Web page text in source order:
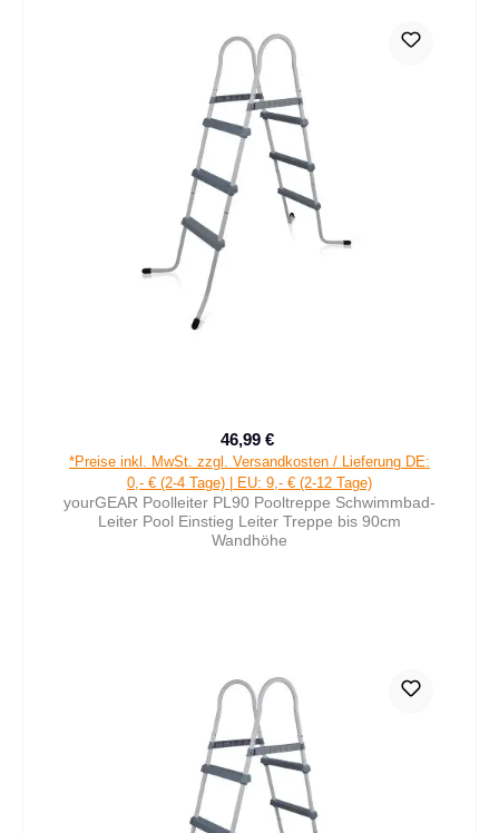
Verkaufspreis:
46,99 €
*Preise inkl. MwSt. zzgl. Versandkosten / Lieferung DE:
0,- € (2-4 Tage) | EU: 9,- € (2-12 Tage)
yourGEAR Poolleiter PL90 Pooltreppe Schwimmbad-
Leiter Pool Einstieg Leiter Treppe bis 90cm
Wandhöhe